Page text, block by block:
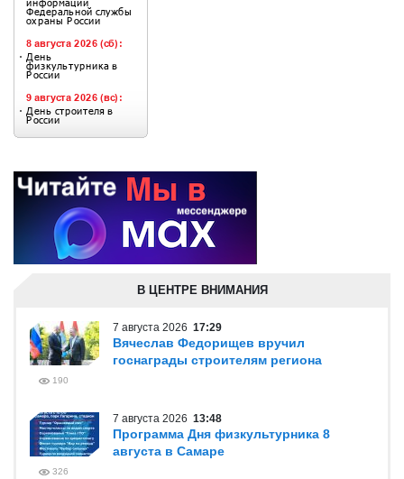
В ЦЕНТРЕ ВНИМАНИЯ
7 августа 2026 17:29
Вячеслав Федорищев вручил
госнаграды строителям региона
190
7 августа 2026 13:48
Программа Дня физкультурника 8
августа в Самаре
326